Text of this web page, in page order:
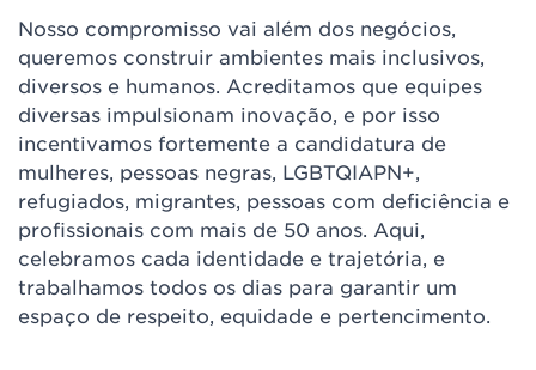
Nosso compromisso vai além dos negócios,
queremos construir ambientes mais inclusivos,
diversos e humanos. Acreditamos que equipes
diversas impulsionam inovação, e por isso
incentivamos fortemente a candidatura de
mulheres, pessoas negras, LGBTQIAPN+,
refugiados, migrantes, pessoas com deficiência e
profissionais com mais de 50 anos. Aqui,
celebramos cada identidade e trajetória, e
trabalhamos todos os dias para garantir um
espaço de respeito, equidade e pertencimento.